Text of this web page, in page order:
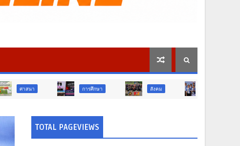
การศึกษา
TOTAL PAGEVIEWS